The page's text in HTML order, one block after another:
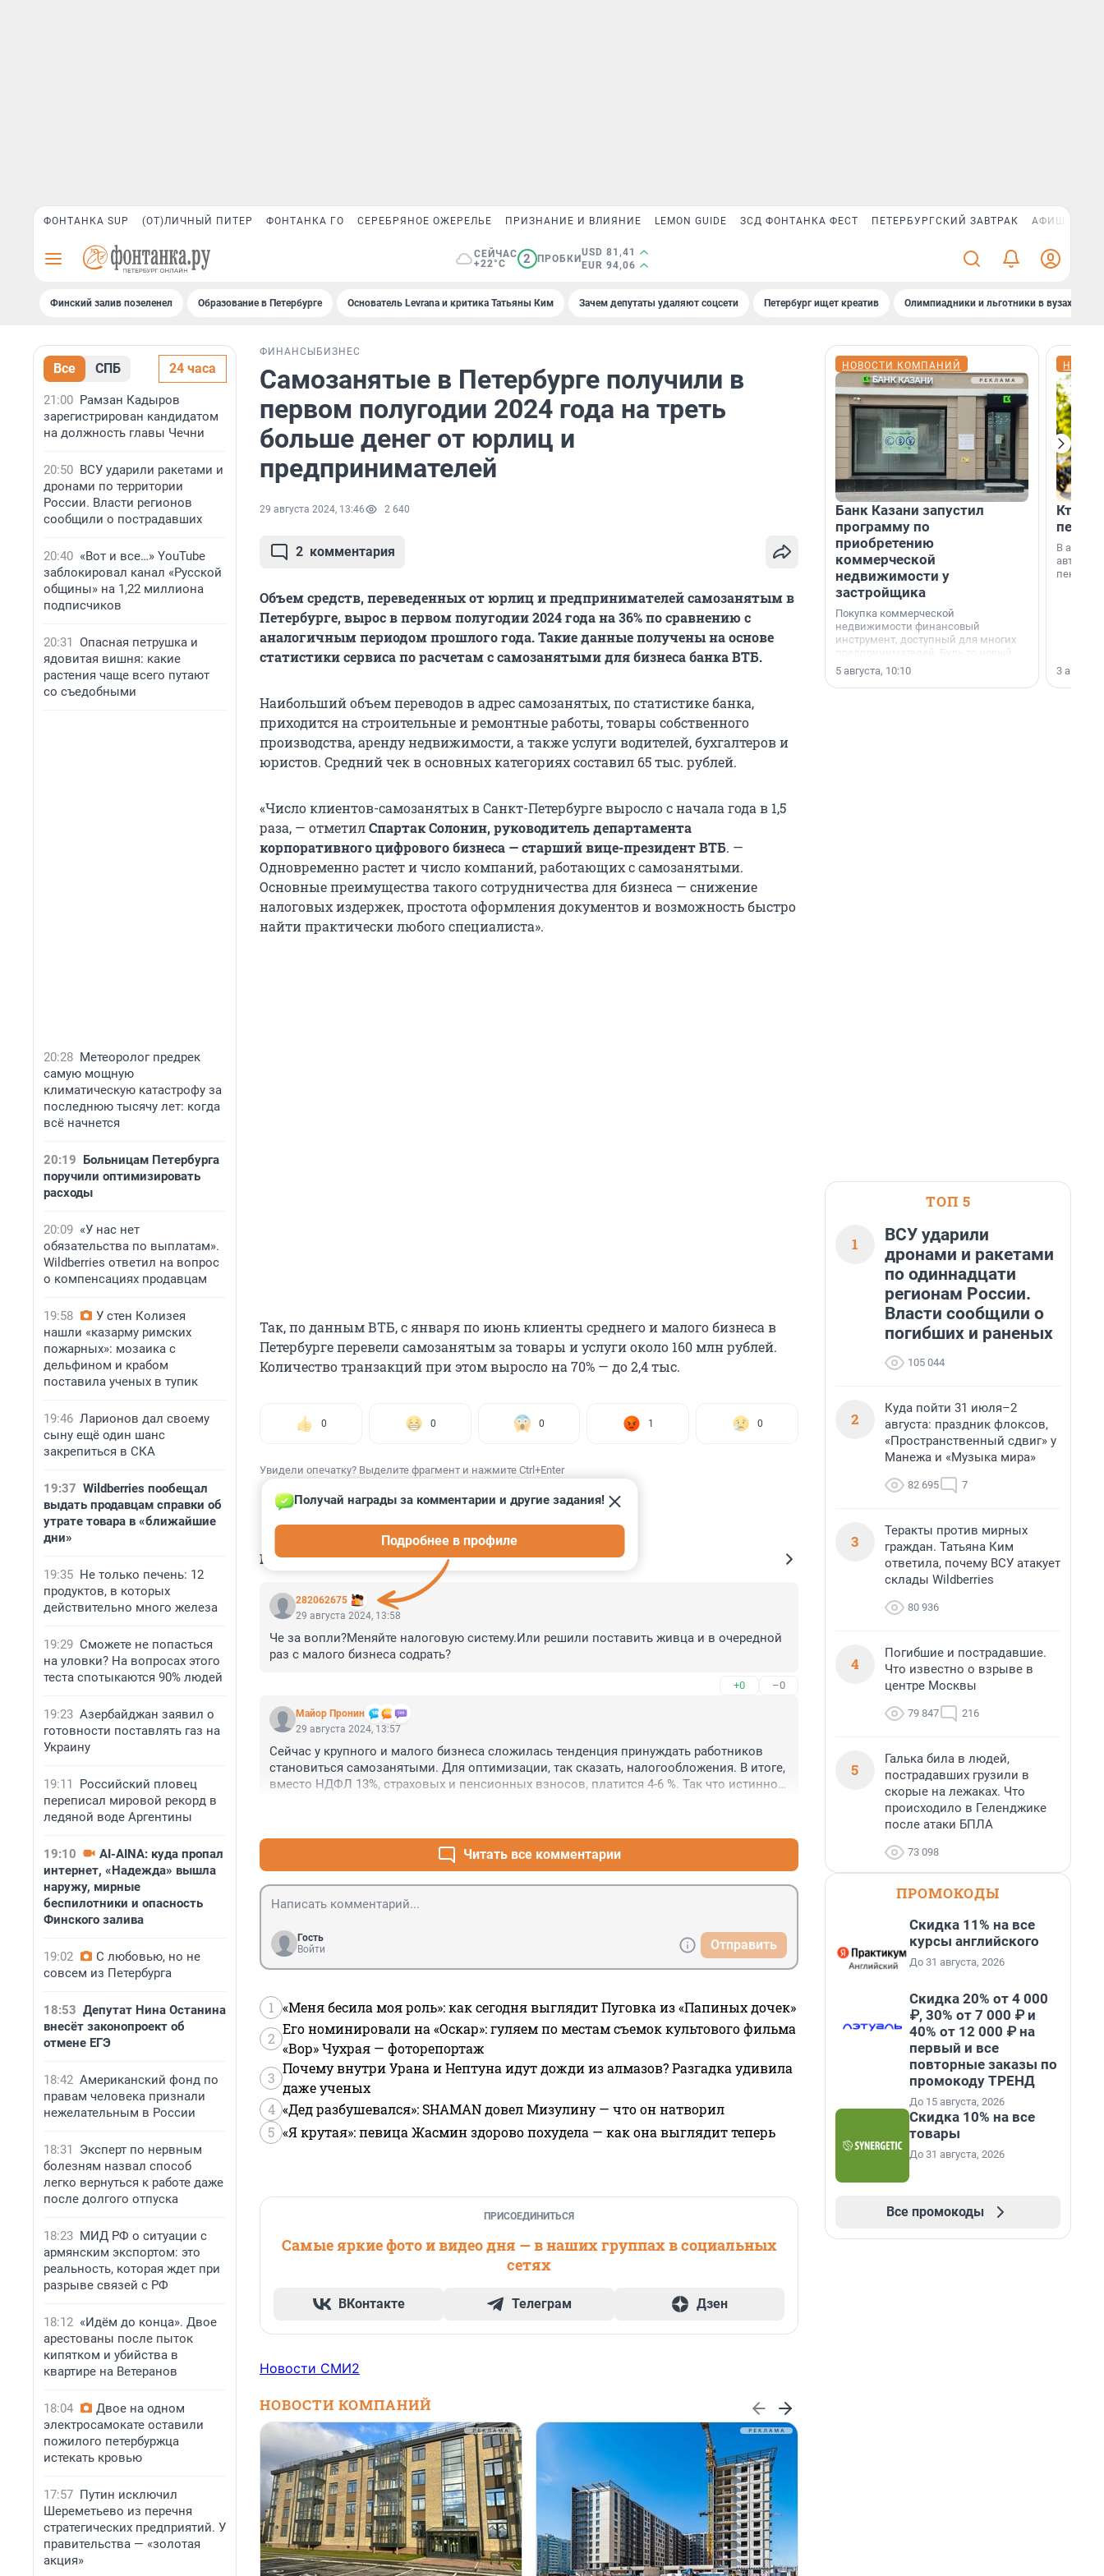
ФОНТАНКА SUP (ОТ)ЛИЧНЫЙ ПИТЕР ФОНТАНКА ГО СЕРЕБРЯНОЕ ОЖЕРЕЛЬЕ ПРИЗНАНИЕ И ВЛИЯНИЕ LEMON GUIDE ЗСД ФОНТАНКА ФЕСТ ПЕТЕРБУРГСКИЙ ЗАВТРАК АФИША PLUS
СЕЙЧАС
+22°C
2 ПРОБКИ
USD 81,41
EUR 94,06
Финский залив позеленел Образование в Петербурге Основатель Levrana и критика Татьяны Ким Зачем депутаты удаляют соцсети Петербург ищет креатив Олимпиадники и льготники в вузах СПб
Все СПБ 24 часа
21:00 Рамзан Кадыров
зарегистрирован кандидатом
на должность главы Чечни
20:50 ВСУ ударили ракетами и
дронами по территории
России. Власти регионов
сообщили о пострадавших
20:40 «Вот и все…» YouTube
заблокировал канал «Русской
общины» на 1,22 миллиона
подписчиков
20:31 Опасная петрушка и
ядовитая вишня: какие
растения чаще всего путают
со съедобными
20:28 Метеоролог предрек
самую мощную
климатическую катастрофу за
последнюю тысячу лет: когда
всё начнется
20:19 Больницам Петербурга
поручили оптимизировать
расходы
20:09 «У нас нет
обязательства по выплатам».
Wildberries ответил на вопрос
о компенсациях продавцам
19:58
У стен Колизея
нашли «казарму римских
пожарных»: мозаика с
дельфином и крабом
поставила ученых в тупик
19:46 Ларионов дал своему
сыну ещё один шанс
закрепиться в СКА
19:37 Wildberries пообещал
выдать продавцам справки об
утрате товара в «ближайшие
дни»
19:35 Не только печень: 12
продуктов, в которых
действительно много железа
19:29 Сможете не попасться
на уловки? На вопросах этого
теста спотыкаются 90% людей
19:23 Азербайджан заявил о
готовности поставлять газ на
Украину
19:11
Российский пловец
переписал мировой рекорд в
ледяной воде Аргентины
19:10
AI-AINA: куда пропал
интернет, «Надежда» вышла
наружу, мирные
беспилотники и опасность
Финского залива
19:02
С любовью, но не
совсем из Петербурга
18:53 Депутат Нина Останина
внесёт законопроект об
отмене ЕГЭ
18:42 Американский фонд по
правам человека признали
нежелательным в России
18:31
Эксперт по нервным
болезням назвал способ
легко вернуться к работе даже
после долгого отпуска
18:23 МИД РФ о ситуации с
армянским экспортом: это
реальность, которая ждет при
разрыве связей с РФ
18:12 «Идём до конца». Двое
арестованы после пыток
кипятком и убийства в
квартире на Ветеранов
18:04
Двое на одном
электросамокате оставили
пожилого петербуржца
истекать кровью
17:57 Путин исключил
Шереметьево из перечня
стратегических предприятий. У
правительства — «золотая
акция»
ФИНАНСЫ БИЗНЕС
Самозанятые в Петербурге получили в
первом полугодии 2024 года на треть
больше денег от юрлиц и
предпринимателей
29 августа 2024, 13:46 2 640
2 комментария
Объем средств, переведенных от юрлиц и предпринимателей самозанятым в
Петербурге, вырос в первом полугодии 2024 года на 36% по сравнению с
аналогичным периодом прошлого года. Такие данные получены на основе
статистики сервиса по расчетам с самозанятыми для бизнеса банка ВТБ.
Наибольший объем переводов в адрес самозанятых, по статистике банка,
приходится на строительные и ремонтные работы, товары собственного
производства, аренду недвижимости, а также услуги водителей, бухгалтеров и
юристов. Средний чек в основных категориях составил 65 тыс. рублей.
«Число клиентов-самозанятых в Санкт-Петербурге выросло с начала года в 1,5
раза, — отметилСпартак Солонин, руководитель департамента
корпоративного цифрового бизнеса — старший вице-президент ВТБ. —
Одновременно растет и число компаний, работающих с самозанятыми.
Основные преимущества такого сотрудничества для бизнеса — снижение
налоговых издержек, простота оформления документов и возможность быстро
найти практически любого специалиста».
Так, по данным ВТБ, с января по июнь клиенты среднего и малого бизнеса в
Петербурге перевели самозанятым за товары и услуги около 160 млн рублей.
Количество транзакций при этом выросло на 70% — до 2,4 тыс.
0 0 0 1 0
Увидели опечатку? Выделите фрагмент и нажмите Ctrl+Enter
КОММЕНТАРИИ 2
282062675
Получай награды за комментарии и другие задания!
Подробнее в профиле
29 августа 2024, 13:58
Че за вопли?Меняйте налоговую систему.Или решили поставить живца и в очередной
раз с малого бизнеса содрать?
+0 –0
Майор Пронин
29 августа 2024, 13:57
Сейчас у крупного и малого бизнеса сложилась тенденция принуждать работников
становиться самозанятыми. Для оптимизации, так сказать, налогообложения. В итоге,
вместо НДФЛ 13%, страховых и пенсионных взносов, платится 4-6 %. Так что истинно
Читать все комментарии
Гость
Войти
Отправить
1 «Меня бесила моя роль»: как сегодня выглядит Пуговка из «Папиных дочек»
2
Его номинировали на «Оскар»: гуляем по местам съемок культового фильма
«Вор» Чухрая — фоторепортаж
3
Почему внутри Урана и Нептуна идут дожди из алмазов? Разгадка удивила
даже ученых
4 «Дед разбушевался»: SHAMAN довел Мизулину — что он натворил
5 «Я крутая»: певица Жасмин здорово похудела — как она выглядит теперь
ПРИСОЕДИНИТЬСЯ
Самые яркие фото и видео дня — в наших группах в социальных
сетях
ВКонтакте Телеграм Дзен
Новости СМИ2
НОВОСТИ КОМПАНИЙ
НОВОСТИ КОМПАНИЙ
Банк Казани запустил
программу по
приобретению
коммерческой
недвижимости у
застройщика
Покупка коммерческой
недвижимости финансовый
инструмент, доступный для многих
предпринимателей. Будь то новый
офис, склад, торговое помещение
или готовый арендный бизнес —
успех сделки зависит от правильного
5 августа, 10:10
Кто
В
пенсии.
3
ТОП 5
1
ВСУ ударили
дронами и ракетами
по одиннадцати
регионам России.
Власти сообщили о
погибших и раненых
105 044
2
Куда пойти 31 июля–2
августа: праздник флоксов,
«Пространственный сдвиг» у
Манежа и «Музыка мира»
82 695 7
3
Теракты против мирных
граждан. Татьяна Ким
ответила, почему ВСУ атакует
склады Wildberries
80 936
4
Погибшие и пострадавшие.
Что известно о взрыве в
центре Москвы
79 847 216
5
Галька била в людей,
пострадавших грузили в
скорые на лежаках. Что
происходило в Геленджике
после атаки БПЛА
73 098
ПРОМОКОДЫ
Скидка 11% на все
курсы английского
До 31 августа, 2026
Скидка 20% от 4 000
₽, 30% от 7 000 ₽ и
40% от 12 000 ₽ на
первый и все
повторные заказы по
промокоду ТРЕНД
До 15 августа, 2026
Скидка 10% на все
товары
До 31 августа, 2026
Все промокоды